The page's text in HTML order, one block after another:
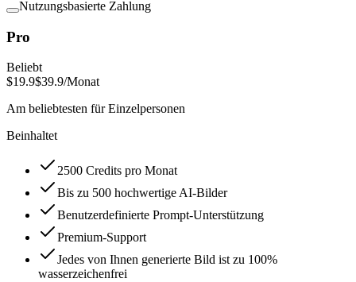
Nutzungsbasierte Zahlung
Pro
Beliebt
$19.9$39.9/Monat
Am beliebtesten für Einzelpersonen
Beinhaltet
2500 Credits pro Monat
Bis zu 500 hochwertige AI-Bilder
Benutzerdefinierte Prompt-Unterstützung
Premium-Support
Jedes von Ihnen generierte Bild ist zu 100%
wasserzeichenfrei